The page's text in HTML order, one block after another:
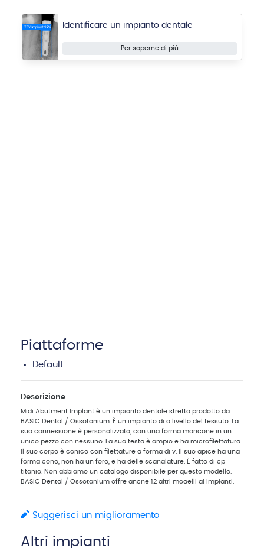
Identificare un impianto dentale
Per saperne di più
Piattaforme
Default
Descrizione
Midi Abutment Implant è un impianto dentale stretto prodotto da
BASIC Dental / Ossotanium. È un impianto di a livello del tessuto. La
sua connessione è personalizzato, con una forma moncone in un
unico pezzo con nessuno. La sua testa è ampio e ha microfilettatura.
Il suo corpo è conico con filettature a forma di v. Il suo apice ha una
forma cono, non ha un foro, e ha delle scanalature. È fatto di cp
titanio. Non abbiamo un catalogo disponibile per questo modello.
BASIC Dental / Ossotanium offre anche 12 altri modelli di impianti.
Suggerisci un miglioramento
Altri impianti